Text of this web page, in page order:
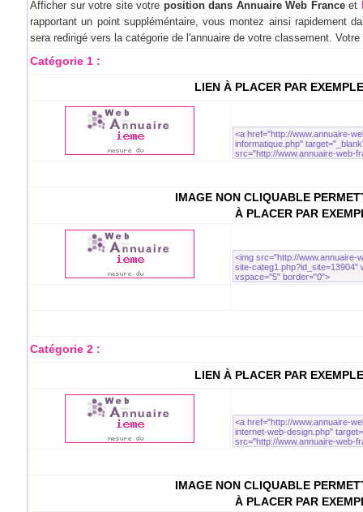
Afficher sur votre site votre position dans Annuaire Web Franceet
rapportant un point suppléméntaire, vous montez ainsi rapidement
sera redirigé vers la catégorie de l'annuaire de votre classement.
Catégorie 1 :
LIEN À PLACER PAR
IMAGE NON CLIQUABLE
À PLACER PAR
Catégorie 2 :
LIEN À PLACER PAR
IMAGE NON CLIQUABLE
À PLACER PAR